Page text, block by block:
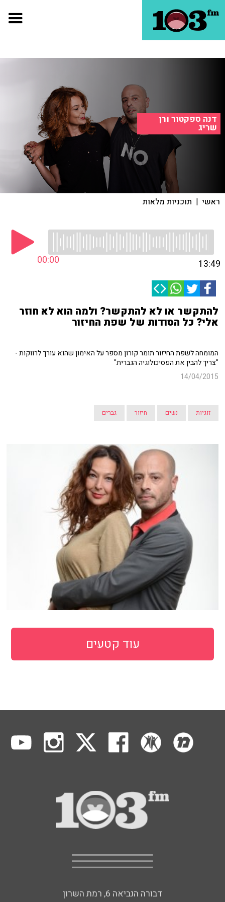
דנה ספקטור ורן
שריג
ראשי | תוכניות מלאות
00:00 13:49
להתקשר או לא להתקשר? ולמה הוא לא חוזר
אלי? כל הסודות של שפת החיזור
המומחה לשפת החיזור תומר קורון מספר על האימון שהוא עורך לרווקות -
"צריך להבין את הפסיכולוגיה הגברית"
14/04/2015
זוגיות נשים חיזור גברים
עוד קטעים
דבורה הנביאה 6, רמת השרון